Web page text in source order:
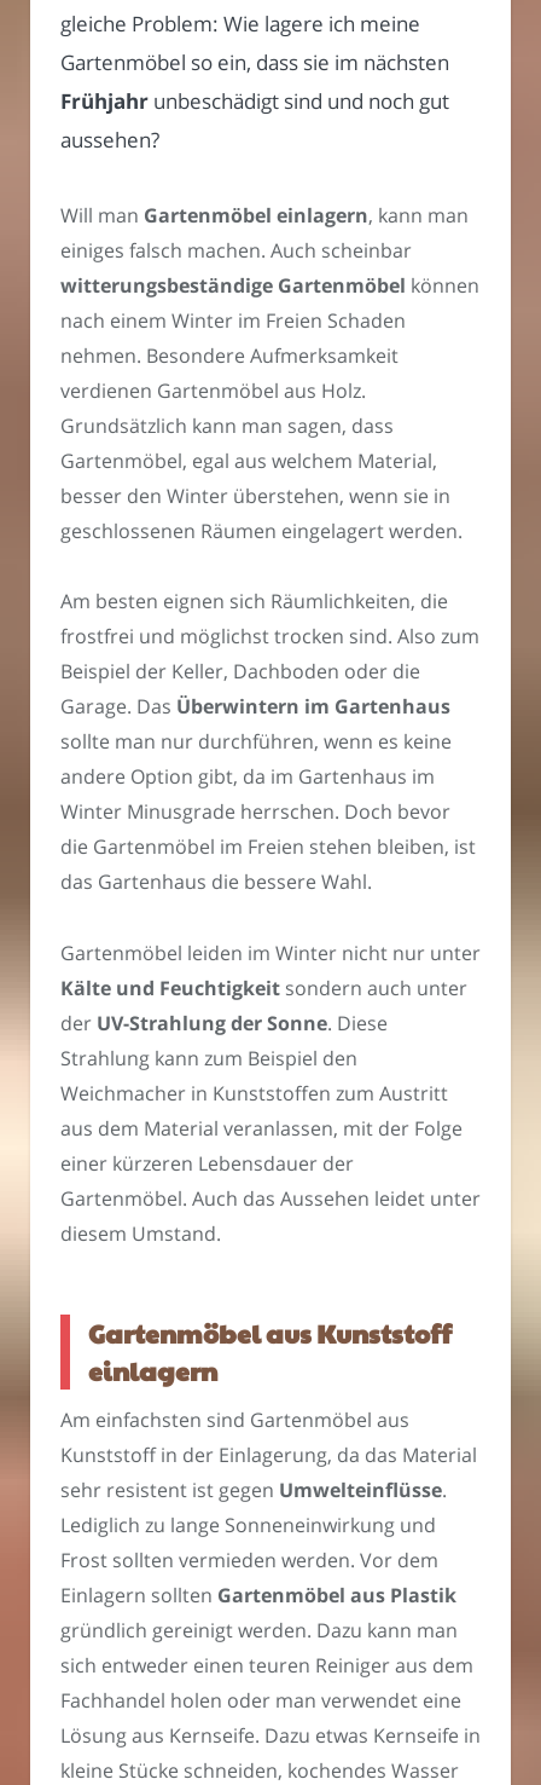
gleiche Problem: Wie lagere ich meine
Gartenmöbel so ein, dass sie im nächsten
Frühjahr unbeschädigt sind und noch gut
aussehen?
Will man Gartenmöbel einlagern, kann man
einiges falsch machen. Auch scheinbar
witterungsbeständige Gartenmöbel können
nach einem Winter im Freien Schaden
nehmen. Besondere Aufmerksamkeit
verdienen Gartenmöbel aus Holz.
Grundsätzlich kann man sagen, dass
Gartenmöbel, egal aus welchem Material,
besser den Winter überstehen, wenn sie in
geschlossenen Räumen eingelagert werden.
Am besten eignen sich Räumlichkeiten, die
frostfrei und möglichst trocken sind. Also zum
Beispiel der Keller, Dachboden oder die
Garage. Das Überwintern im Gartenhaus
sollte man nur durchführen, wenn es keine
andere Option gibt, da im Gartenhaus im
Winter Minusgrade herrschen. Doch bevor
die Gartenmöbel im Freien stehen bleiben, ist
das Gartenhaus die bessere Wahl.
Gartenmöbel leiden im Winter nicht nur unter
Kälte und Feuchtigkeit sondern auch unter
der UV-Strahlung der Sonne. Diese
Strahlung kann zum Beispiel den
Weichmacher in Kunststoffen zum Austritt
aus dem Material veranlassen, mit der Folge
einer kürzeren Lebensdauer der
Gartenmöbel. Auch das Aussehen leidet unter
diesem Umstand.
Gartenmöbel aus Kunststoff
einlagern
Am einfachsten sind Gartenmöbel aus
Kunststoff in der Einlagerung, da das Material
sehr resistent ist gegen Umwelteinflüsse.
Lediglich zu lange Sonneneinwirkung und
Frost sollten vermieden werden. Vor dem
Einlagern sollten Gartenmöbel aus Plastik
gründlich gereinigt werden. Dazu kann man
sich entweder einen teuren Reiniger aus dem
Fachhandel holen oder man verwendet eine
Lösung aus Kernseife. Dazu etwas Kernseife in
kleine Stücke schneiden, kochendes Wasser